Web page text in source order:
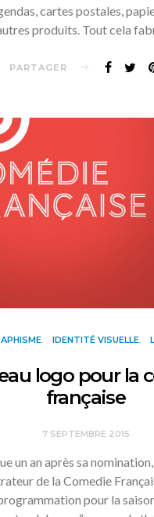
cartes postales,
produits. Tout cela
PARTAGER
IDENTITÉ VISUELLE
logo pour la
française
7 SEPTEMBRE 2015
un an après sa
de la Comedie
pour la